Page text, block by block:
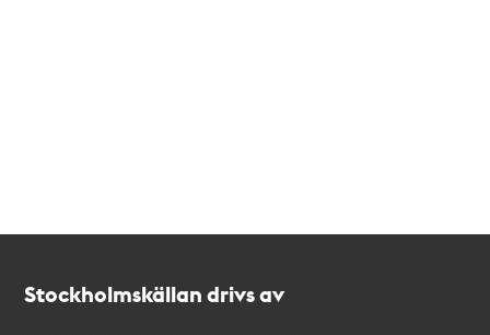
Stockholmskällan drivs av